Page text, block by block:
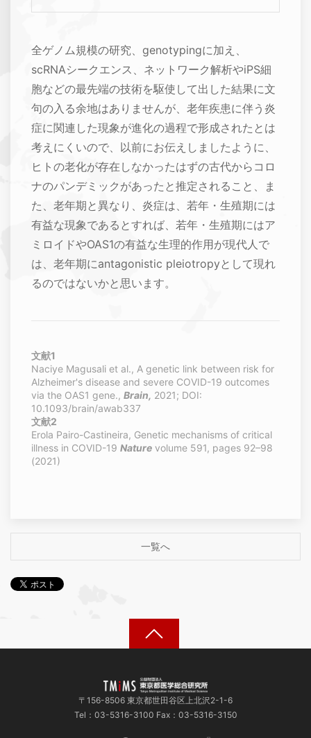
全ゲノム規模の研究、genotypingに加え、
scRNAシークエンス、ネットワーク解析やiPS細
胞などの最先端の技術を駆使して出した結果に文
句の入る余地はありませんが、老年疾患に伴う炎
症に関連した現象が進化の過程で形成されたとは
考えにくいので、以前にお伝えしましたように、
ヒトの老化が存在しなかったはずの古代からコロ
ナのパンデミックがあったと推定されること、ま
た、老年期と異なり、炎症は、若年・生殖期には
有益な現象であるとすれば、若年・生殖期にはア
ミロイドやOAS1の有益な生理的作用が現代人で
は、老年期にantagonistic pleiotropyとして現れ
るのではないかと思います。
文献1
Naciye Magusali et al., A genetic link between risk for
Alzheimer's disease and severe COVID-19 outcomes
via the OAS1 gene., Brain, 2021; DOI:
10.1093/brain/awab337
文献2
Erola Pairo-Castineira, Genetic mechanisms of critical
illness in COVID-19 Nature volume 591, pages 92–98
(2021)
一覧へ
〒156-8506 東京都世田谷区上北沢2-1-6
Tel：03-5316-3100 Fax：03-5316-3150